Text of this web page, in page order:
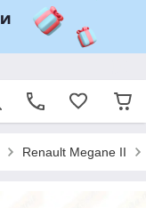
Renault Megane II